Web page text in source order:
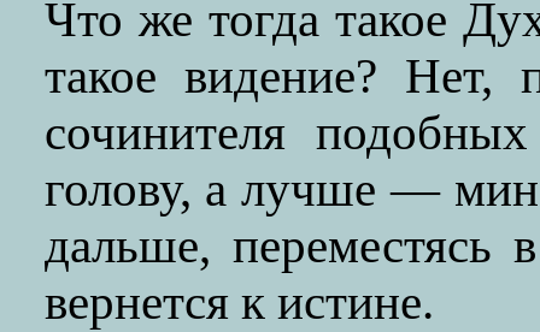
Что же тогда такое
такое видение? Нет,
сочинителя
голову, а лучше —
дальше, переместясь
вернется к истине.